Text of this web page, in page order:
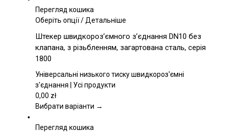
сторінці
товару
Перегляд кошика
Оберіть опціїЦей
має
кілька
Параметри
можна
на
товару
/Детальніше
Штекер швидкороз’ємного з’єднання DN10 без
клапана, з різьбленням, загартована сталь, серія
1800
Універсальні низького тиску швидкороз'ємні
з'єднання | Усі продукти
0,00 zł
Вибрати варіанти →
Перегляд кошика